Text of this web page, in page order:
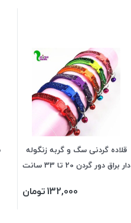
قلاده گردنی سگ و گربه زنگوله
دار براق دور گردن 20 تا 33 سانت
132,000تومان